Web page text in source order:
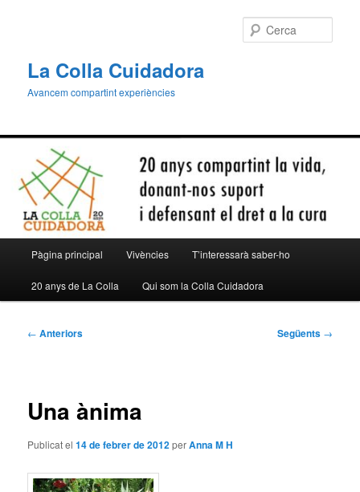
La Colla Cuidadora
Avancem compartint experiències
principal
Pàgina principal Vivències T’interessarà saber-ho
20 anys de La Colla Qui som la Colla Cuidadora
Navegació
← Anteriors Següents →
Una ànima
Publicat el14 de febrer de 2012perAnna M H